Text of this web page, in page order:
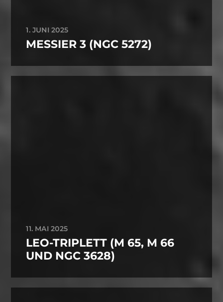
1. JUNI 2025
MESSIER 3 (NGC 5272)
11. MAI 2025
LEO-TRIPLETT (M 65, M 66
UND NGC 3628)